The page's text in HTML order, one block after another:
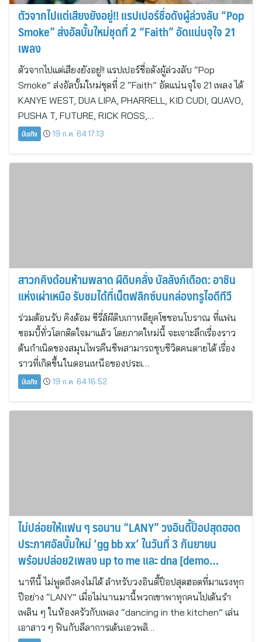
ตัวจากไปแต่เสียงยังอยู่!! แรปเปอร์ชื่อดังผู้ล่วงลับ “Pop
Smoke” ส่งอัลบั้มใหม่ชุดที่ 2 “Faith” อัดแน่นจุใจ 21
เพลง
ตัวจากไปแต่เสียงยังอยู่!! แรปเปอร์ชื่อดังผู้ล่วงลับ “Pop
Smoke” ส่งอัลบั้มใหม่ชุดที่ 2 “Faith” อัดแน่นจุใจ 21 เพลง ได้
KANYE WEST, DUA LIPA, PHARRELL, KID CUDI, QUAVO,
PUSHA T, FUTURE, RICK ROSS,…
บันเทิง 19 ก.ค. 64 17:13
สาวกคิงด้อมห้ามพลาด ผีดิบคลั่ง บัลลังก์เดือด: อาชิน
แห่งเผ่าเหนือ รับชมได้ที่เน็ตฟลิกซ์บนกล่องทรูไอดีทีวี
ร่วมต้อนรับ คิงด้อม ซีรี่ส์ผีดิบเกาหลียุคโซชอนโบราณ ที่แฟน
ซอมบี้ทั่วโลกติดใจมาแล้ว โดยภาคใหม่นี้ จะเจาะลึกเรื่องราว
ต้นกำเนิดของสมุนไพรคืนชีพสามารถชุบชีวิตคนตายได้ เรื่อง
ราวที่เกิดขึ้นในตอนเหนือของประเ…
บันเทิง 19 ก.ค. 64 16:52
ไม่ปล่อยให้แฟน ๆ รอนาน “LANY” วงอินดี้ป็อปสุดฮอต
ประกาศอัลบั้มใหม่ ‘gg bb xx’ ในวันที่ 3 กันยายน
พร้อมปล่อย2เพลง up to me และ dna [demo
version]
นาทีนี้ ไม่พูดถึงคงไม่ได้ ลำหรับวงอินดี้ป็อปสุดฮอตที่มาแรงทุก
ปีอย่าง “LANY” เมื่อไม่นานมานี้พวกเขาพาทุกคนไปเต้นรำ
เพลิน ๆ ในห้องครัวกับเพลง “dancing in the kitchen” เล่น
เอาสาว ๆ ฟินกับลีลาการเต้นเอวพลิ…